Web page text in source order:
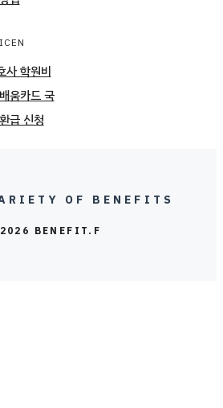
사 학원비
움카드 국
급 신청
OF BENEFITS
BENEFIT.F